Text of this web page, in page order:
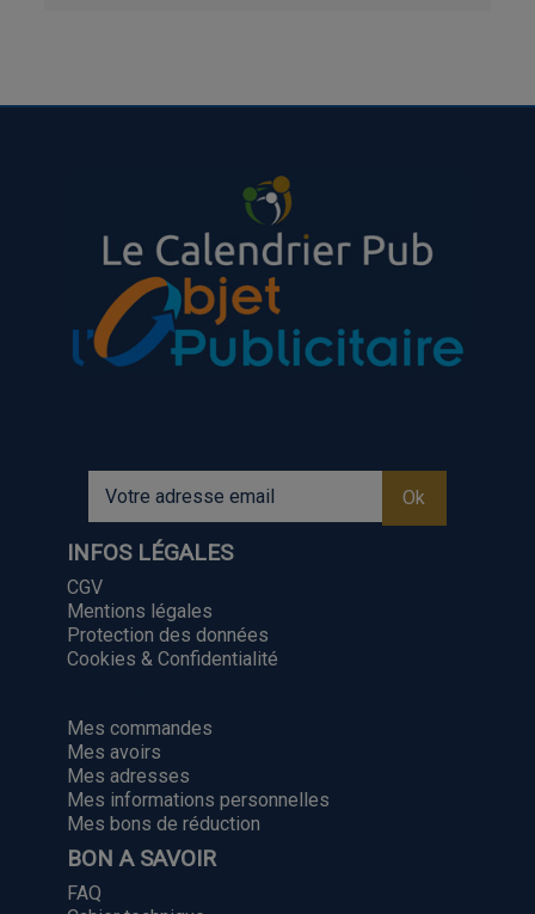
INFOS LÉGALES
CGV
Mentions légales
Protection des données
Cookies & Confidentialité
Mes commandes
Mes avoirs
Mes adresses
Mes informations personnelles
Mes bons de réduction
BON A SAVOIR
FAQ